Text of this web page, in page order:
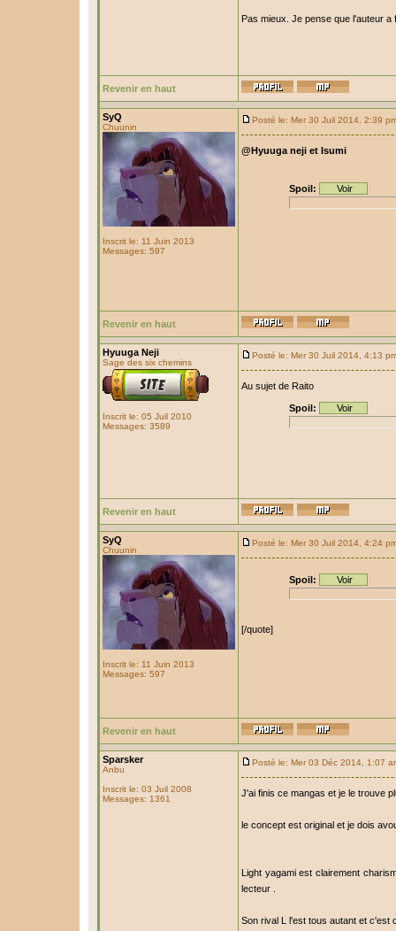
Pas mieux. Je pense que l'auteur
Revenir en haut
SyQ
Chuunin
Inscrit le: 11 Juin 2013
Messages: 597
Posté le: Mer 30 Juil 2014, 2:39
@Hyuuga neji et Isumi
Spoil:
Revenir en haut
Hyuuga Neji
Sage des six chemins
Inscrit le: 05 Juil 2010
Messages: 3589
Posté le: Mer 30 Juil 2014, 4:13
Au sujet de Raito
Spoil:
Revenir en haut
SyQ
Chuunin
Inscrit le: 11 Juin 2013
Messages: 597
Posté le: Mer 30 Juil 2014, 4:24
Spoil:
[/quote]
Revenir en haut
Sparsker
Anbu
Inscrit le: 03 Juil 2008
Messages: 1361
Posté le: Mer 03 Déc 2014, 1:07
J'ai finis ce mangas et je le trouve
le concept est original et je dois
Light yagami est clairement
lecteur .
Son rival L l'est tous autant et c'est